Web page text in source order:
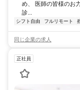
め、 医師の皆様のお
診...
シフト自由 フルリモート
同じ企業の求人
正社員